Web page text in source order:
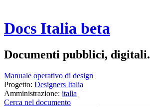
Docs Italia beta
Documenti pubblici, digitali.
Manuale operativo di design
Progetto: Designers Italia
Amministrazione: italia
Cerca nel documento